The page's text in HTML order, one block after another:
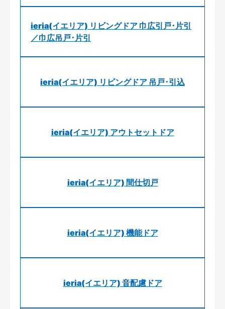
ieria(イエリア) リビングドア 巾広引戸･片引
／巾広吊戸･片引
ieria(イエリア) リビングドア 吊戸･引込
ieria(イエリア) アウトセットドア
ieria(イエリア) 間仕切戸
ieria(イエリア) 機能ドア
ieria(イエリア) 音配慮ドア